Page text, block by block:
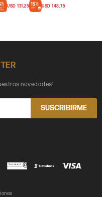
USD 131,25 USD 148,75
novedades!
SUSCRIBIRME